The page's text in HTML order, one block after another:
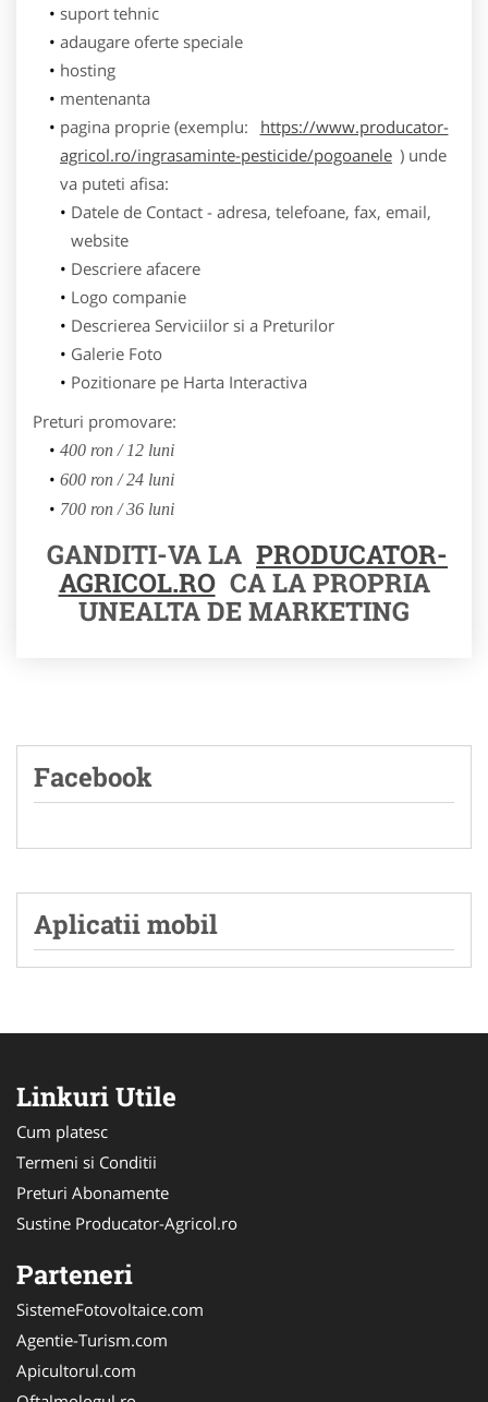
suport tehnic
adaugare oferte speciale
hosting
mentenanta
pagina proprie (exemplu:
https://www.producator-
agricol.ro/ingrasaminte-pesticide/pogoanele ) unde
va puteti afisa:
Datele de Contact - adresa, telefoane, fax, email,
website
Descriere afacere
Logo companie
Descrierea Serviciilor si a Preturilor
Galerie Foto
Pozitionare pe Harta Interactiva
Preturi promovare:
400 ron / 12 luni
600 ron / 24 luni
700 ron / 36 luni
GANDITI-VA LA PRODUCATOR-
AGRICOL.RO CA LA PROPRIA
UNEALTA DE MARKETING
Facebook
Aplicatii mobil
Linkuri Utile
Cum platesc
Termeni si Conditii
Preturi Abonamente
Sustine Producator-Agricol.ro
Parteneri
SistemeFotovoltaice.com
Agentie-Turism.com
Apicultorul.com